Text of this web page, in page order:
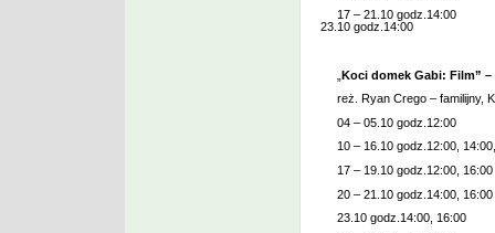
17 – 21.10 godz.14:00
23.10 godz.14:00
Koci domek Gabi: Film” –
reż. Ryan Crego – familijny,
04 – 05.10 godz.12:00
10 – 16.10 godz.12:00,
17 – 19.10 godz.12:00, 16:00
20 – 21.10 godz.14:00, 16:00
23.10 godz.14:00, 16:00